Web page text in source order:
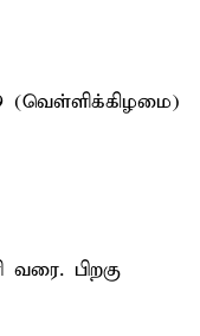
(வெள்ளிக்கிழமை)
வரை. பிறகு